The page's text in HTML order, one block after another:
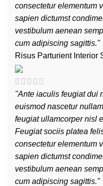
consectetur elementum
sapien dictumst
vestibulum aenean
cum adipiscing sagittis."
Risus Parturient Interior
"Ante iaculis feugiat dui
euismod nascetur
feugiat ullamcorper nisl
Feugiat sociis platea
consectetur elementum
sapien dictumst
vestibulum aenean
cum adipiscing sagittis."